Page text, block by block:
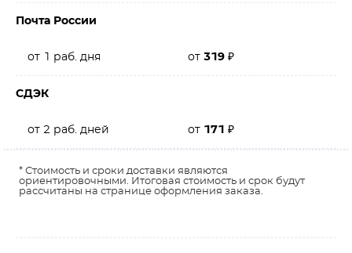
Почта России
от 1 раб. дня от 319 ₽
СДЭК
от 2 раб. дней от 171 ₽
* Стоимость и сроки доставки являются
ориентировочными. Итоговая стоимость и срок будут
рассчитаны на странице оформления заказа.